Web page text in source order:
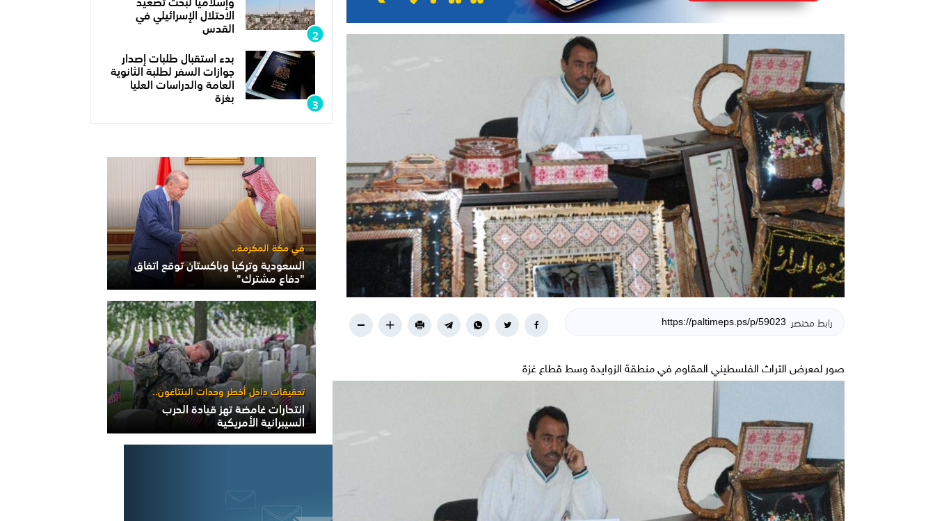
رابط مختصر
صور لمعرض التراث الفلسطيني المقاوم في منطقة الزوايدة وسط قطاع غزة
الاحتلال الإسرائيلي في
القدس
بدء استقبال طلبات إصدار
جوازات السفر لطلبة الثانوية
العامة والدراسات العليا
بغزة
في مكة المكرمة..
السعودية وتركيا وباكستان توقع اتفاق
"دفاع مشترك"
تحقيقات داخل أخطر وحدات البنتاغون..
انتحارات غامضة تهز قيادة الحرب
السيبرانية الأمريكية